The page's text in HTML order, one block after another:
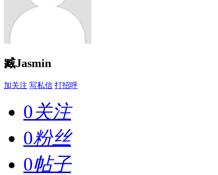
臧Jasmin
加关注 写私信 打招呼
0关注
0粉丝
0帖子